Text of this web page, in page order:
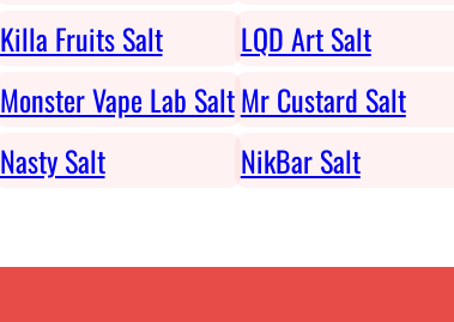
Killa Fruits Salt
LQD Art Salt
Monster Vape Lab SaltMr Custard Salt
Nasty Salt
NikBar Salt